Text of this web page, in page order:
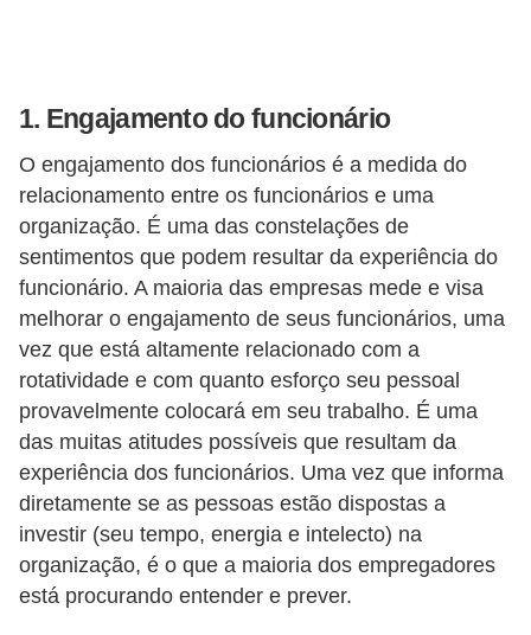
1. Engajamento do funcionário
O engajamento dos funcionários é a medida do
relacionamento entre os funcionários e uma
organização. É uma das constelações de
sentimentos que podem resultar da experiência do
funcionário. A maioria das empresas mede e visa
melhorar o engajamento de seus funcionários, uma
vez que está altamente relacionado com a
rotatividade e com quanto esforço seu pessoal
provavelmente colocará em seu trabalho. É uma
das muitas atitudes possíveis que resultam da
experiência dos funcionários. Uma vez que informa
diretamente se as pessoas estão dispostas a
investir (seu tempo, energia e intelecto) na
organização, é o que a maioria dos empregadores
está procurando entender e prever.
o
i
v
a
ç
ã
o
n
o
t
r
a
b